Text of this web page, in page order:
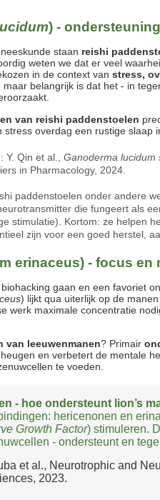
) -
staan reishi
weten we dat er veel
in de context van stress,
belangrijk is dat het - in
van reishi paddenstoelen
overdag een rustige slaap
Y. Qin et al., Ganoderma lucidum
in Pharmacology, 2024.
paddenstoelen onder andere
die fungeert als
stimulatie). Kortom: ze helpen
zijn voor een goed herstel,
erinaceus) - focus en
gaan en een favoriet
) lijkt qua uiterlijk op de
werk maximale concentratie
van leeuwenmanen? Primair
en verbetert de mentale
te voeden.
- hoe ondersteunt lion’s
hericenonen en
Growth Factor) stimuleren.
- ondersteunt en
et al., Neurotrophic and
2023.